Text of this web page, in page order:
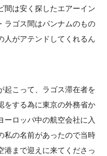
は安く探したエアーイン
ラゴス間はパンナムのもの
人がアテンドしてくれるん
起こって、ラゴス滞在者を
をする為に東京の外務省か
ーロッパ中の航空会社に入
私の名前があったので当時
港まで迎えに来てくださっ